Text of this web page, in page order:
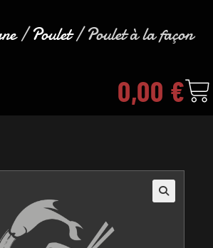
/Poulet/ Poulet à la façon
0,00 €